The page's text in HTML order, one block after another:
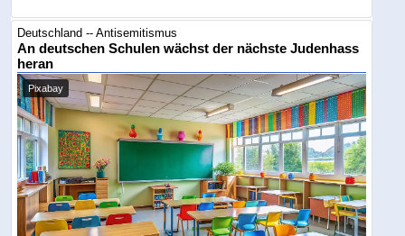
Deutschland -- Antisemitismus
An deutschen Schulen wächst der nächste Judenhass
heran
Pixabay